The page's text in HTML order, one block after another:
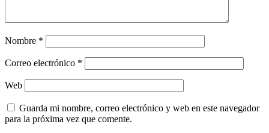
Nombre *
Correo electrónico *
Web
Guarda mi nombre, correo electrónico y web en este navegador
para la próxima vez que comente.